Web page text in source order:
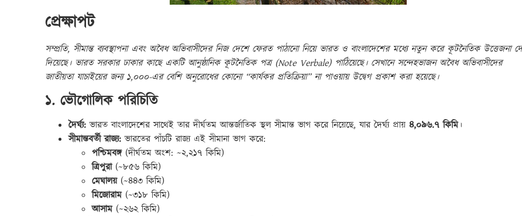
প্রেক্ষাপট
সম্প্রতি, সীমান্ত ব্যবস্থাপনা এবং অবৈধ অভিবাসীদের নিজ দেশে ফেরত পাঠানো নিয়ে ভারত ও বাংলাদেশের মধ্যে নতুন করে কূটনৈতিক উত্তেজনা
দিয়েছে। ভারত সরকার ঢাকার কাছে একটি আনুষ্ঠানিক কূটনৈতিক পত্র (Note Verbale) পাঠিয়েছে। সেখানে সন্দেহভাজন অবৈধ অভিবাসীদের
জাতীয়তা যাচাইয়ের জন্য ১,০০০-এর বেশি অনুরোধের কোনো “কার্যকর প্রতিক্রিয়া” না পাওয়ায় উদ্বেগ প্রকাশ করা হয়েছে।
১. ভৌগোলিক পরিচিতি
দৈর্ঘ্য: ভারত বাংলাদেশের সাথেই তার দীর্ঘতম আন্তর্জাতিক স্থল সীমান্ত ভাগ করে নিয়েছে, যার দৈর্ঘ্য প্রায় ৪,০৯৬.৭ কিমি।
সীমান্তবর্তী রাজ্য: ভারতের পাঁচটি রাজ্য এই সীমানা ভাগ করে:
পশ্চিমবঙ্গ(দীর্ঘতম অংশ: ~২,২১৭ কিমি)
ত্রিপুরা(~৮৫৬ কিমি)
মেঘালয়(~৪৪৩ কিমি)
মিজোরাম(~৩১৮ কিমি)
আসাম(~২৬২ কিমি)